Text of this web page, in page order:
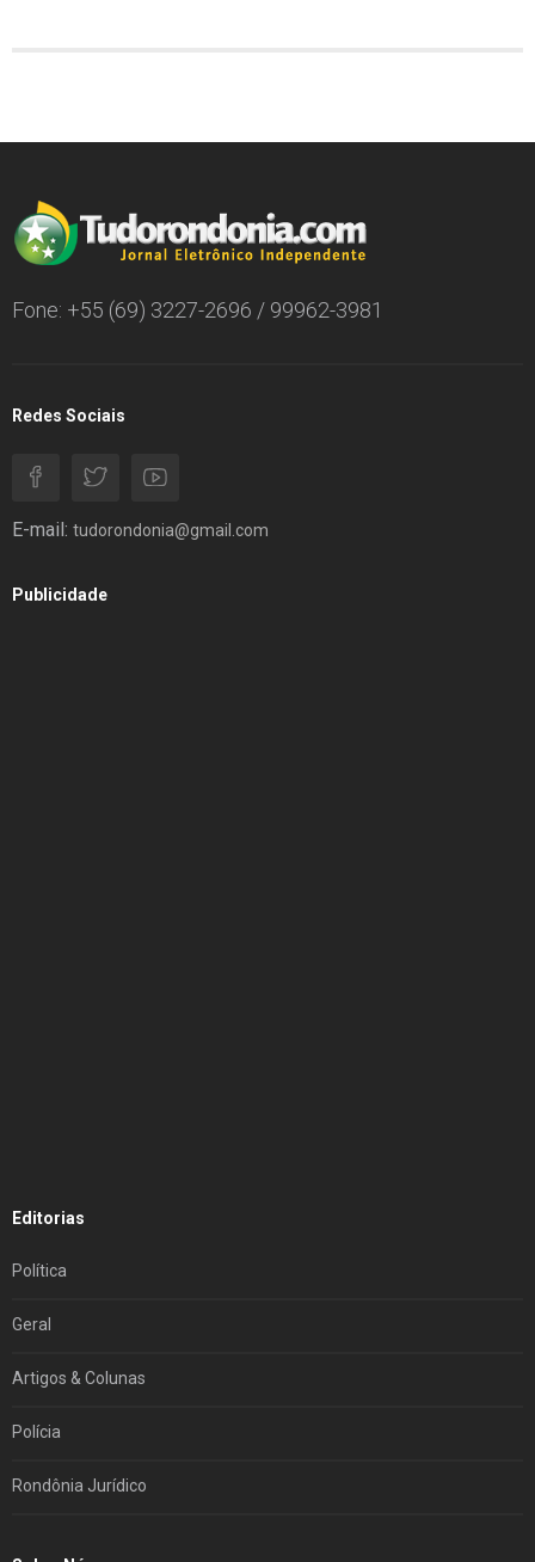
Fone: +55 (69) 3227-2696 / 99962-3981
Redes Sociais
E-mail: tudorondonia@gmail.com
Publicidade
Editorias
Política
Geral
Artigos & Colunas
Polícia
Rondônia Jurídico